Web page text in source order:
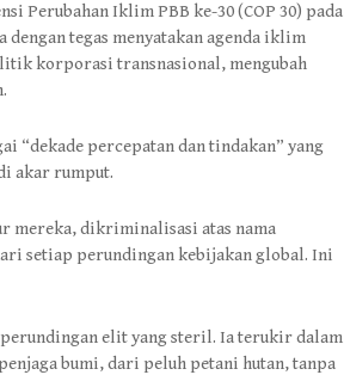
Perubahan Iklim PBB ke-30 (COP 30) pada
dengan tegas menyatakan agenda iklim
korporasi transnasional, mengubah
“dekade percepatan dan tindakan” yang
akar rumput.
mereka, dikriminalisasi atas nama
setiap perundingan kebijakan global. Ini
elit yang steril. Ia terukir dalam
bumi, dari peluh petani hutan, tanpa